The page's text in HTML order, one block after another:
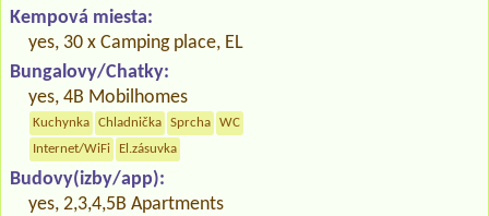
Kempová miesta:
yes, 30 x Camping place, EL
Bungalovy/Chatky:
yes, 4B Mobilhomes
Kuchynka Chladnička Sprcha
WC
Internet/WiFi
El.zásuvka
Budovy(izby/app):
yes, 2,3,4,5B Apartments